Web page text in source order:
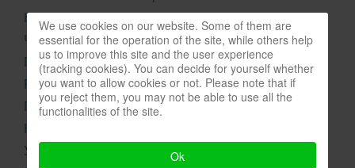
Клубные встречи
Чемпионаты
Полезная информация
Регистрация на сайте не удалась
Прогноз погоды
Какая сейчас температура воды
Уровень воды в реках
We use cookies on our website. Some of them are
essential for the operation of the site, while others help
us to improve this site and the user experience
(tracking cookies). You can decide for yourself whether
you want to allow cookies or not. Please note that if
you reject them, you may not be able to use all the
functionalities of the site.
Ok